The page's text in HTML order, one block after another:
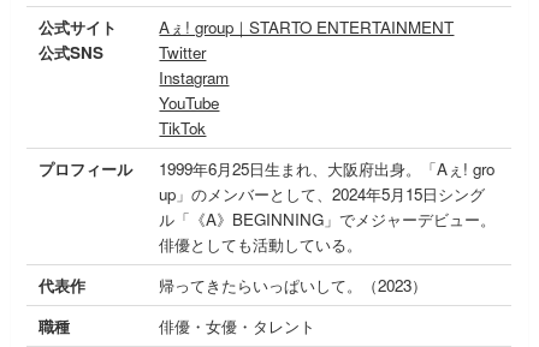
公式サイト
公式SNS
Aぇ! group｜STARTO ENTERTAINMENT
Twitter
Instagram
YouTube
TikTok
プロフィール
1999年6月25日生まれ、大阪府出身。「Aぇ! gro
up」のメンバーとして、2024年5月15日シング
ル「《A》BEGINNING」でメジャーデビュー。
俳優としても活動している。
代表作
帰ってきたらいっぱいして。（2023）
職種
俳優・女優・タレント